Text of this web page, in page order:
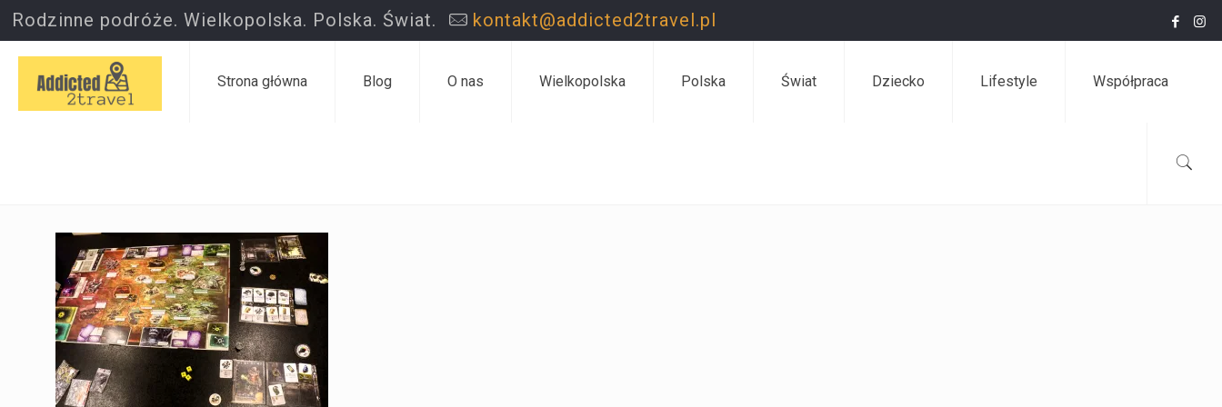
Rodzinne podróże. Wielkopolska. Polska. Świat. kontakt@addicted2travel.pl
Strona główna Blog O nas Wielkopolska Polska Świat Dziecko Lifestyle Współpraca